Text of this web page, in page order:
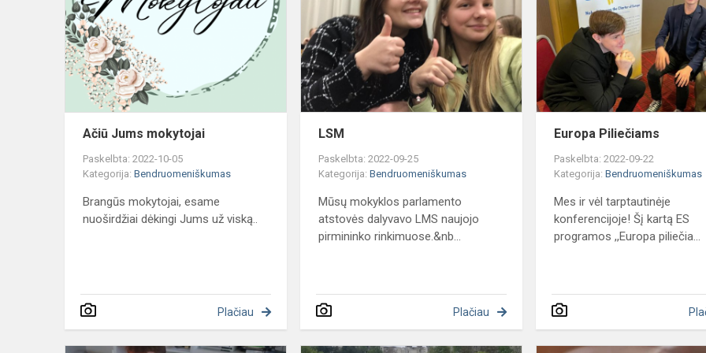
mokytojai
Ačiū Jums mokytojai
Paskelbta: 2022-10-05
Kategorija: Bendruomeniškumas
Brangūs mokytojai, esame
nuoširdžiai dėkingi Jums už viską..
Plačiau
LSM
Paskelbta: 2022-09-25
Kategorija:Bendruomeniškumas
Mūsų mokyklos parlamento
atstovės dalyvavo LMS naujojo
pirmininko rinkimuose.&nb...
Plačiau
Europa Piliečiams
Paskelbta: 2022-09-22
Kategorija:Bendruomeniškumas
Mes ir vėl tarptautinėje
konferencijoje! Šį kartą ES
programos ,,Europa piliečia...